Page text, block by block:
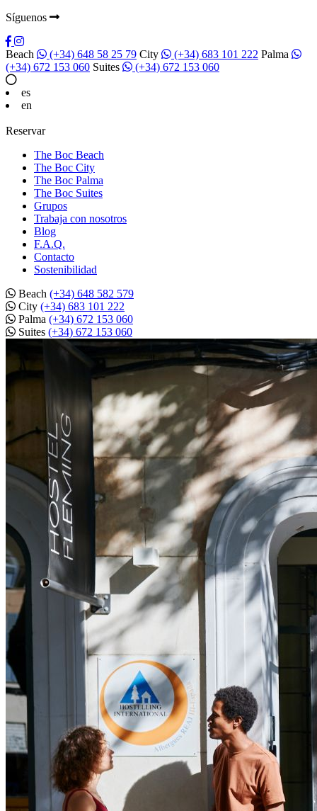
Síguenos
Beach (+34) 648 58 25 79 City (+34) 683 101 222 Palma
(+34) 672 153 060 Suites (+34) 672 153 060
es
en
Reservar
The Boc Beach
The Boc City
The Boc Palma
The Boc Suites
Grupos
Trabaja con nosotros
Blog
F.A.Q.
Contacto
Sostenibilidad
Beach (+34) 648 582 579
City (+34) 683 101 222
Palma (+34) 672 153 060
Suites (+34) 672 153 060